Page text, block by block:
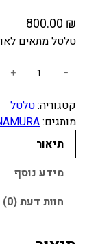
800.00 ₪
טלטל מתאים
ו
ת
ל
K
−
+
קטגוריה:טלטל
מותגים:
תיאור
מידע נוסף
חוות דעת (0)